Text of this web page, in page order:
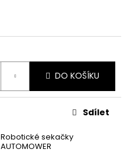
DO KOŠÍKU
Robotické sekačky
AUTOMOWER
Sdílet